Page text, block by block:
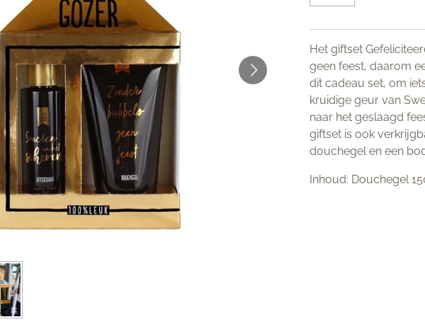
Het giftset
geen feest, daarom
dit cadeau set, om
kruidige geur van
naar het geslaagd
giftset is ook
douchegel en een
Inhoud: Douchegel